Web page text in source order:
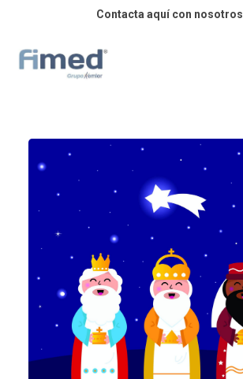
Contacta aquí con nosotros